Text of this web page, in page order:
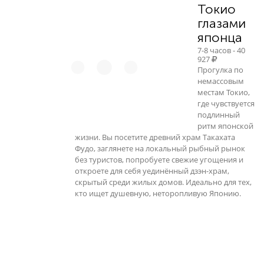
Токио
глазами
японца
7-8 часов - 40
927
Прогулка по
немассовым
местам Токио,
где чувствуется
подлинный
ритм японской
жизни. Вы посетите древний храм Такахата
Фудо, заглянете на локальный рыбный рынок
без туристов, попробуете свежие угощения и
откроете для себя уединённый дзэн-храм,
скрытый среди жилых домов. Идеально для тех,
кто ищет душевную, неторопливую Японию.